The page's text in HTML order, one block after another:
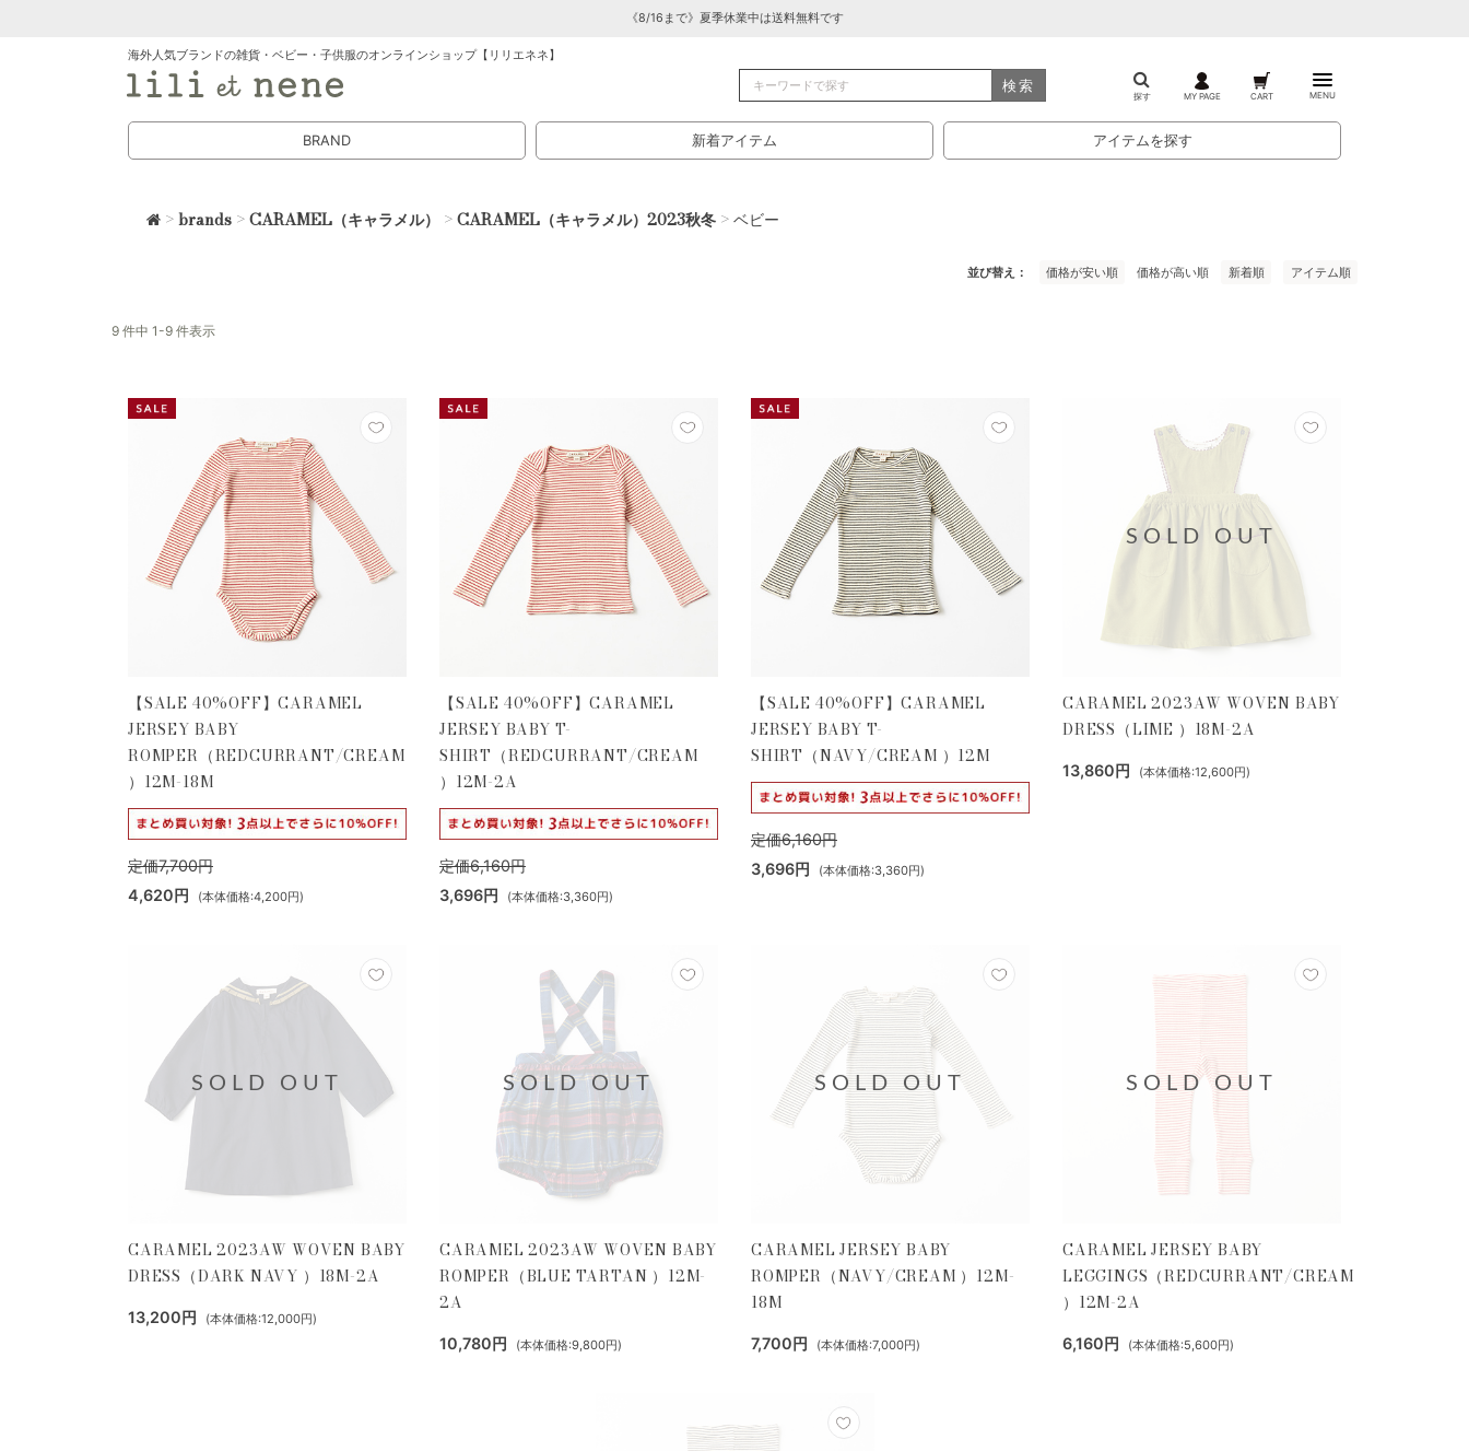
《8/16まで》夏季休業中は送料無料です
海外人気ブランドの雑貨・ベビー・子供服のオンラインショップ【リリエネネ】
検索
探す MY PAGE CART MENU
BRAND 新着アイテム アイテムを探す
>brands >CARAMEL（キャラメル） >CARAMEL（キャラメル）2023秋冬 > ベビー
並び替え 価格が安い順 価格が高い順 新着順 アイテム順
9 件中 1-9 件表示
【SALE 40%OFF】CARAMEL
JERSEY BABY
ROMPER（REDCURRANT/CREAM
）12M-18M
定価7,700円
4,620円
(本体価格:4,200円)
【SALE 40%OFF】CARAMEL
JERSEY BABY T-
SHIRT（REDCURRANT/CREAM
）12M-2A
定価6,160円
3,696円
(本体価格:3,360円)
【SALE 40%OFF】CARAMEL
JERSEY BABY T-
SHIRT（NAVY/CREAM ）12M
定価6,160円
3,696円
(本体価格:3,360円)
CARAMEL 2023AW WOVEN BABY
DRESS（LIME ）18M-2A
13,860円 (本体価格:12,600円)
SOLD OUT
CARAMEL 2023AW WOVEN BABY
DRESS（DARK NAVY ）18M-2A
13,200円 (本体価格:12,000円)
SOLD OUT
CARAMEL 2023AW WOVEN BABY
ROMPER（BLUE TARTAN ）12M-
2A
10,780円 (本体価格:9,800円)
SOLD OUT
CARAMEL JERSEY BABY
ROMPER（NAVY/CREAM ）12M-
18M
7,700円 (本体価格:7,000円)
SOLD OUT
CARAMEL JERSEY BABY
LEGGINGS（REDCURRANT/CREAM
）12M-2A
6,160円 (本体価格:5,600円)
SOLD OUT